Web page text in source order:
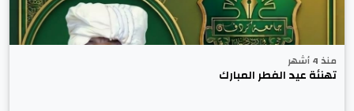
منذ 4 أشهر
تهنئة عيد الفطر المبارك